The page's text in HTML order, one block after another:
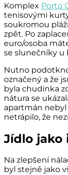
Komplex Porto
tenisovými
soukromou
zpět. Po
euro/osoba
se slunečníky u
Nutno
označený a že
byla chudinka
nátura se
apartmán nebyl
netrápilo, že
Jídlo jako
Na zlepšení
byl stejně jako